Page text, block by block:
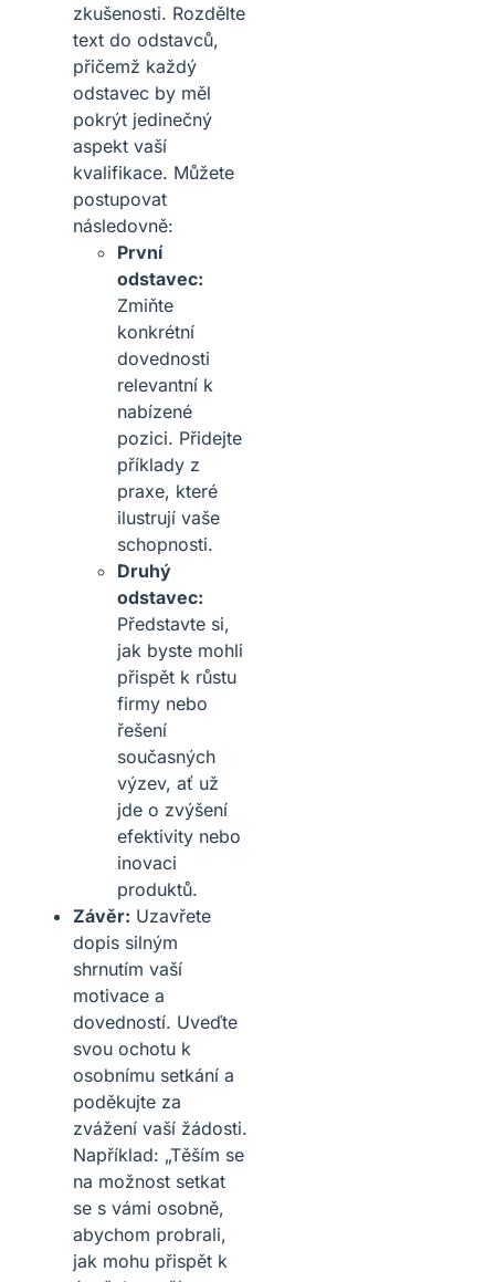
zkušenosti. Rozdělte
text do odstavců,
přičemž každý
odstavec by měl
pokrýt jedinečný
aspekt vaší
kvalifikace. Můžete
postupovat
následovně:
První
odstavec:
Zmiňte
konkrétní
dovednosti
relevantní k
nabízené
pozici. Přidejte
příklady z
praxe, které
ilustrují vaše
schopnosti.
Druhý
odstavec:
Představte si,
jak byste mohli
přispět k růstu
firmy nebo
řešení
současných
výzev, ať už
jde o zvýšení
efektivity nebo
inovaci
produktů.
Závěr: Uzavřete
dopis silným
shrnutím vaší
motivace a
dovedností. Uveďte
svou ochotu k
osobnímu setkání a
poděkujte za
zvážení vaší žádosti.
Například: „Těším se
na možnost setkat
se s vámi osobně,
abychom probrali,
jak mohu přispět k